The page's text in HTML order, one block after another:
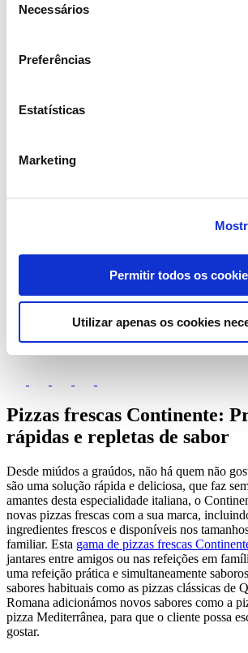
Necessários
Preferências
Estatísticas
Marketing
Permitir todos os
Utilizar apenas os cookies
Tags
#Marca Própria#Produtos#Todas
Partilhar
Pizzas frescas Continente:
rápidas e repletas de sabor
Desde miúdos a graúdos, não há quem não
são uma solução rápida e deliciosa, que faz
amantes desta especialidade italiana, o
novas pizzas frescas com a sua marca,
ingredientes frescos e disponíveis nos
familiar. Esta gama de pizzas frescas
jantares entre amigos ou nas refeições em
uma refeição prática e simultaneamente
sabores habituais como as pizzas clássicas de
Romana adicionámos novos sabores como a
pizza Mediterrânea, para que o cliente possa
gostar.